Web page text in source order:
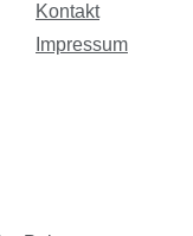
Kontakt
Impressum